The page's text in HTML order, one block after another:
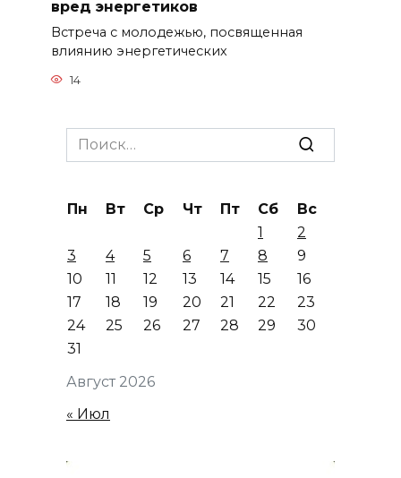
вред энергетиков
Встреча с молодежью, посвященная
влиянию энергетических
14
Search
for:
Август 2026
Пн Вт Ср Чт Пт Сб
Вс
1
2
3
4 5 6 7 8
9
10
11 12 13 14 15
16
17
18 19 20 21 22
23
24
25 26 27 28 29
30
31
« Июл